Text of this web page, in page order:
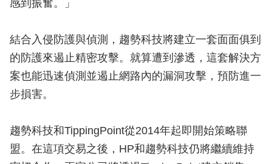
感到振奮。」
結合入侵防護與偵測，趨勢科技將建立一套面面俱到
的防護來遏止精密攻擊。就算遭到滲透，這套解決方
案也能迅速偵測並遏止網路內的漏洞攻擊，預防進一
步損害。
趨勢科技和TippingPoint從2014年起即開始策略聯
盟。在這項交易之後，HP和趨勢科技仍將繼續維持